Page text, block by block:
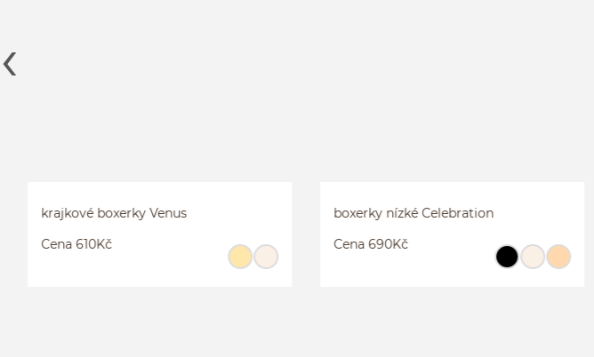
krajkové boxerky Venus
Cena 610Kč
boxerky nízké Celebration
Cena 690Kč